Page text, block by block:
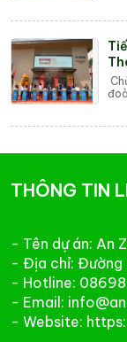
THÔNG TIN
- Tên dự án: An
- Địa chỉ: Đường
- Hotline:
- Email:
- Website: